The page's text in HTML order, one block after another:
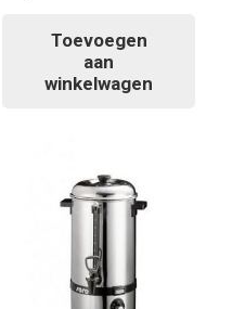
Toevoegen
aan
winkelwagen